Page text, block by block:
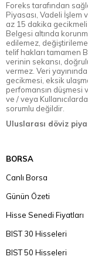
Foreks tarafından
Piyasası, Vadeli İşlem
az 15 dakika
Belgesi altında
edilemez,
telif hakları tamamen
verinin sekansı,
vermez. Veri
gecikmesi, eksik
perfomansın düşmesi
ve / veya
sorumlu değildir.
Uluslarası döviz
BORSA
Canlı Borsa
Günün Özeti
Hisse Senedi Fiyatları
BIST 30 Hisseleri
BIST 50 Hisseleri